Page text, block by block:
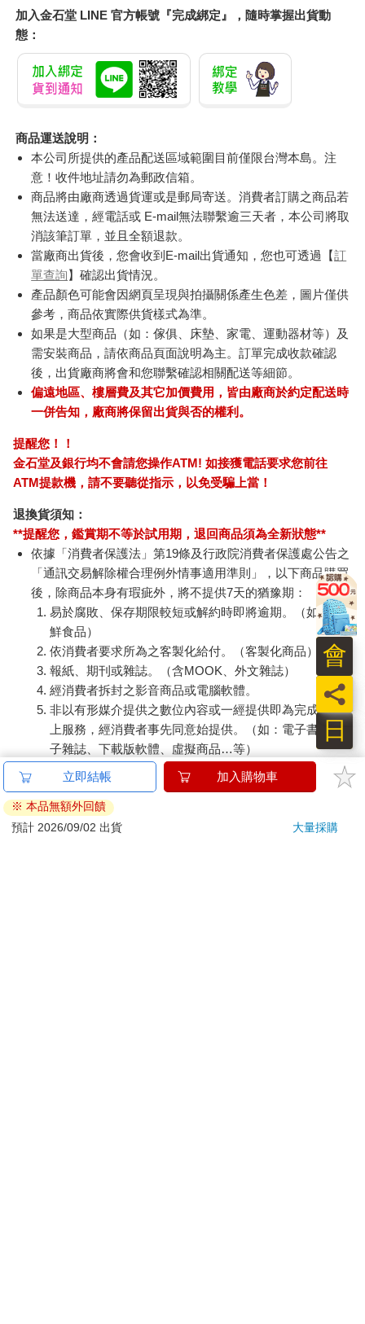
加入金石堂 LINE 官方帳號『完成綁定』，隨時掌握出貨動
態：
商品運送說明：
本公司所提供的產品配送區域範圍目前僅限台灣本島。注
意！收件地址請勿為郵政信箱。
商品將由廠商透過貨運或是郵局寄送。消費者訂購之商品若
無法送達，經電話或 E-mail無法聯繫逾三天者，本公司將取
消該筆訂單，並且全額退款。
當廠商出貨後，您會收到E-mail出貨通知，您也可透過【訂
單查詢】確認出貨情況。
產品顏色可能會因網頁呈現與拍攝關係產生色差，圖片僅供
參考，商品依實際供貨樣式為準。
如果是大型商品（如：傢俱、床墊、家電、運動器材等）及
需安裝商品，請依商品頁面說明為主。訂單完成收款確認
後，出貨廠商將會和您聯繫確認相關配送等細節。
偏遠地區、樓層費及其它加價費用，皆由廠商於約定配送時
一併告知，廠商將保留出貨與否的權利。
提醒您！！
金石堂及銀行均不會請您操作ATM! 如接獲電話要求您前往
ATM提款機，請不要聽從指示，以免受騙上當！
退換貨須知：
**提醒您，鑑賞期不等於試用期，退回商品須為全新狀態**
依據「消費者保護法」第19條及行政院消費者保護處公告之
「通訊交易解除權合理例外情事適用準則」，以下商品購買
後，除商品本身有瑕疵外，將不提供7天的猶豫期：
易於腐敗、保存期限較短或解約時即將逾期。（如：生
鮮食品）
依消費者要求所為之客製化給付。（客製化商品）
報紙、期刊或雜誌。（含MOOK、外文雜誌）
經消費者拆封之影音商品或電腦軟體。
非以有形媒介提供之數位內容或一經提供即為完成之線
上服務，經消費者事先同意始提供。（如：電子書、電
子雜誌、下載版軟體、虛擬商品…等）
已拆封之個人衛生用品。（如：內衣褲、刮鬍刀、除毛
若非上列種類商品，均享有到貨7天的猶豫期（含例假
日）。
日
員
會